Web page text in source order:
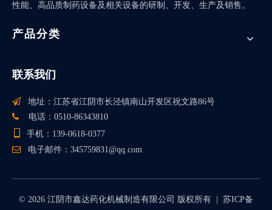
性能、高品质制药设备及相关设备的研制、开发、生产及销售。
产品分类
联系我们
 地址：江苏省江阴市长泾镇南山开发区祝文路86号
 电话：0510-86343810
手机：139-0618-0377
 电子邮件： 345759831@qq.com
© 2026 江阴市鑫达药化机械制造有限公司 版权所有 | 苏ICP备